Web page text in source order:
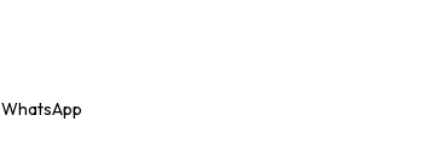
WhatsApp